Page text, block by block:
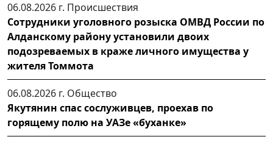
06.08.2026 г. Происшествия
Сотрудники уголовного розыска ОМВД России по
Алданскому району установили двоих
подозреваемых в краже личного имущества у
жителя Томмота
06.08.2026 г. Общество
Якутянин спас сослуживцев, проехав по
горящему полю на УАЗе «буханке»